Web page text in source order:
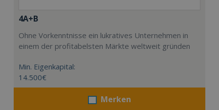
4A+B
Ohne Vorkenntnisse ein lukratives Unternehmen in
einem der profitabelsten Märkte weltweit gründen
Min. Eigenkapital:
14.500€
Merken